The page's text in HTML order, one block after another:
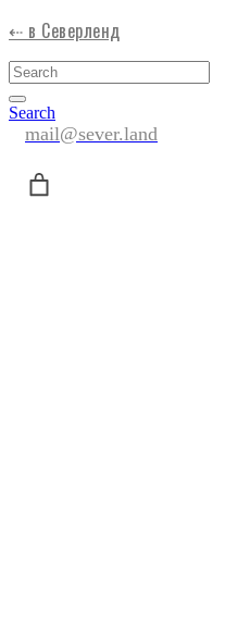
⇠ в Северленд
Search
mail@sever.land